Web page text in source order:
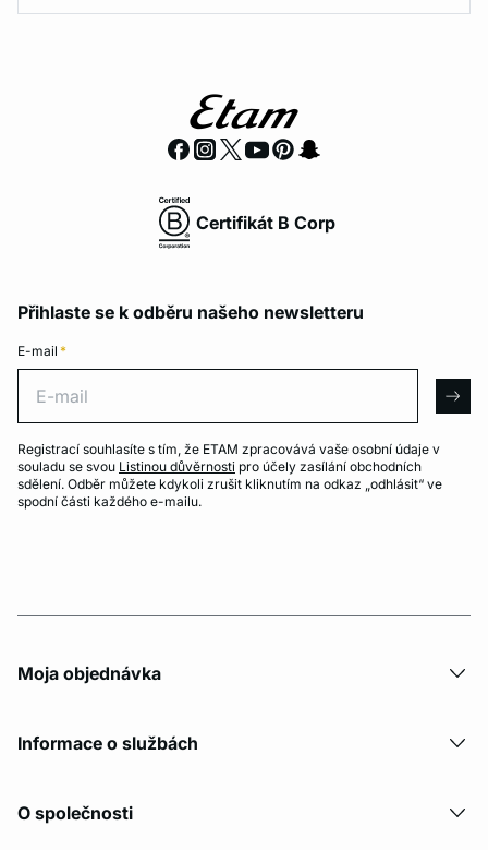
Certifikát B Corp
Přihlaste se k odběru našeho newsletteru
E-mail *
Registrací souhlasíte s tím, že ETAM zpracovává vaše osobní údaje v
souladu se svou Listinou důvěrnosti pro účely zasílání obchodních
sdělení. Odběr můžete kdykoli zrušit kliknutím na odkaz „odhlásit“ ve
spodní části každého e-mailu.
Moja objednávka
Informace o službách
O společnosti